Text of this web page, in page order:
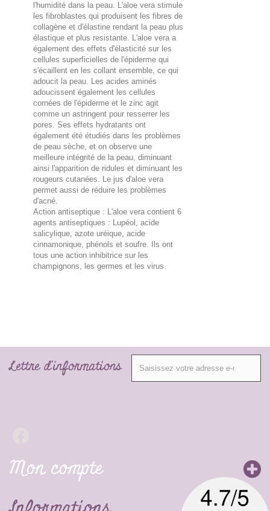
l'humidité dans la peau. L'aloe vera stimule
les fibroblastes qui produisent les fibres de
collagène et d'élastine rendant la peau plus
élastique et plus resistante. L'aloe vera a
également des effets d'élasticité sur les
cellules superficielles de l'épiderme qui
s'écaillent en les collant ensemble, ce qui
adoucit la peau. Les acides aminés
adoucissent également les cellules
cornées de l'épiderme et le zinc agit
comme un astringent pour resserrer les
pores. Ses effets hydratants ont
également été étudiés dans les problèmes
de peau sèche, et on observe une
meilleure intégrité de la peau, diminuant
ainsi l'apparition de ridules et diminuant les
rougeurs cutanées. Le jus d'aloe vera
permet aussi de réduire les problèmes
d'acné.
Action antiseptique : L'aloe vera contient 6
agents antiseptiques : Lupéol, acide
salicylique, azote uréique, acide
cinnamonique, phénols et soufre. Ils ont
tous une action inhibitrice sur les
champignons, les germes et les virus.
Lettre d'informations
Mon compte